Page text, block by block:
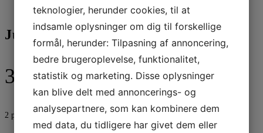
Julianna glaskrukke i 3 lag | 39cm
399,95kr.
2 på lager
teknologier, herunder cookies, til at
indsamle oplysninger om dig til forskellige
formål, herunder: Tilpasning af annoncering,
bedre brugeroplevelse, funktionalitet,
statistik og marketing. Disse oplysninger
kan blive delt med annoncerings- og
analysepartnere, som kan kombinere dem
med data, du tidligere har givet dem eller